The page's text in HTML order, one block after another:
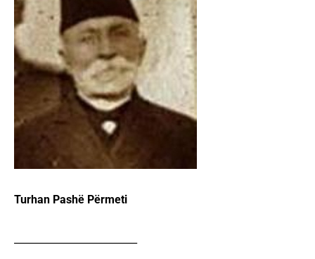
Turhan Pashë Përmeti